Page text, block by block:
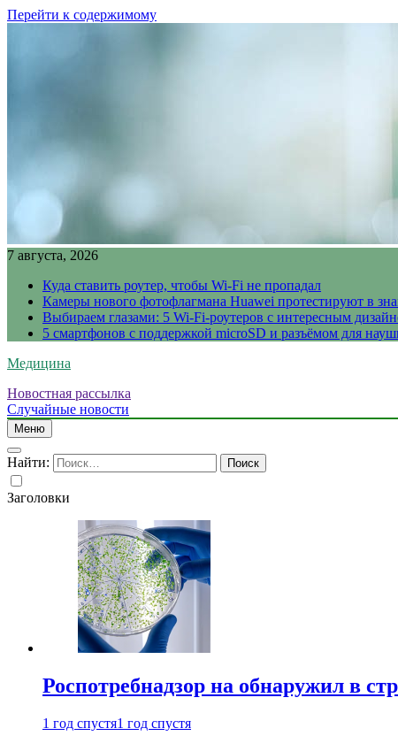
Перейти к содержимому
7 августа, 2026
Куда ставить роутер, чтобы Wi-Fi не пропадал
Камеры нового фотофлагмана Huawei протестируют в
Выбираем глазами: 5 Wi-Fi-роутеров с интересным
5 смартфонов с поддержкой microSD и разъёмом для
Медицина
Новостная рассылка
Случайные новости
Меню
Найти:
Заголовки
Роспотребнадзор на обнаружил в
1 год спустя1 год спустя